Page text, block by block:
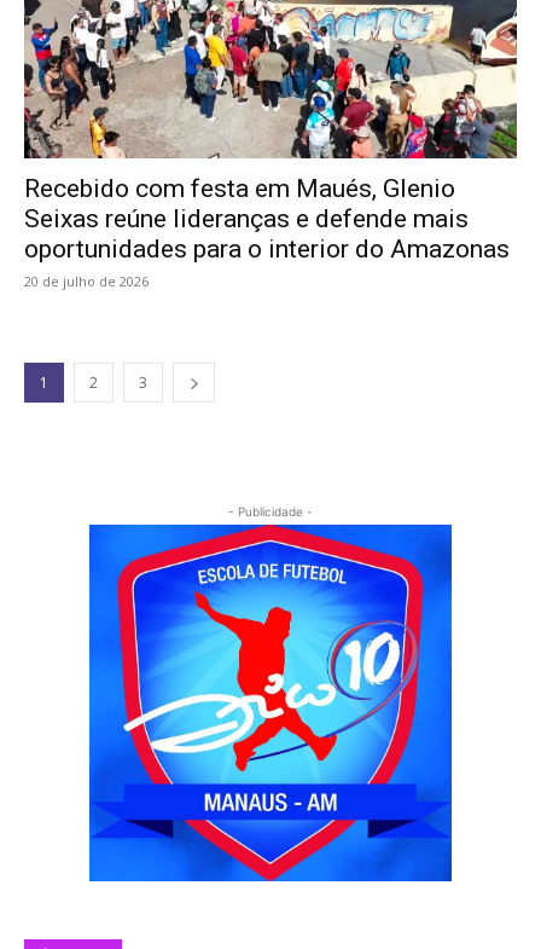
Recebido com festa em Maués, Glenio
Seixas reúne lideranças e defende mais
oportunidades para o interior do Amazonas
20 de julho de 2026
1 2 3
- Publicidade -